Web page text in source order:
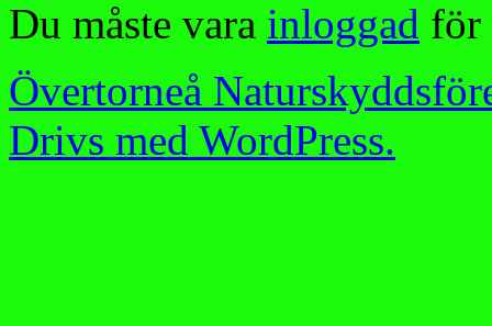
Du måste vara inloggad för
Övertorneå
Drivs med WordPress.